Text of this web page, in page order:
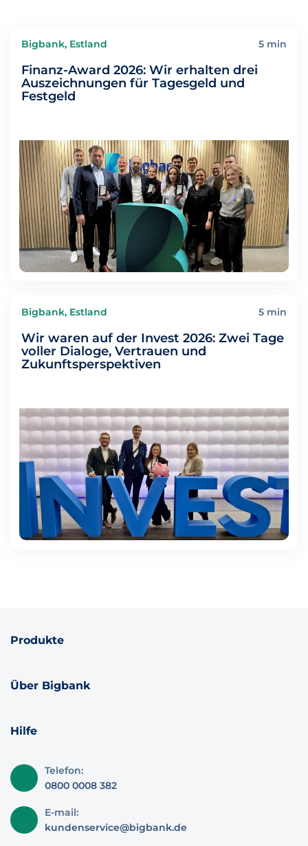
Bigbank, Estland 5 min
Finanz-Award 2026: Wir erhalten drei
Auszeichnungen für Tagesgeld und
Festgeld
Bigbank, Estland 5 min
Wir waren auf der Invest 2026: Zwei Tage
voller Dialoge, Vertrauen und
Zukunftsperspektiven
Produkte
Über Bigbank
Hilfe
Telefon:
0800 0008 382
E-mail:
kundenservice@bigbank.de